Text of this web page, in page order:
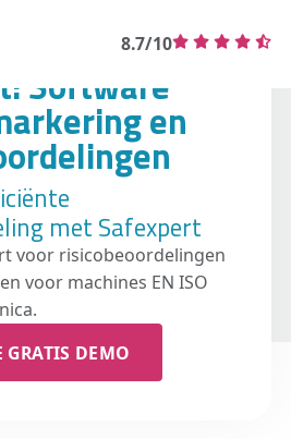
8.7/10
Software
en
met Safexpert
voor risicobeoordelingen
voor machines EN ISO
GRATIS DEMO